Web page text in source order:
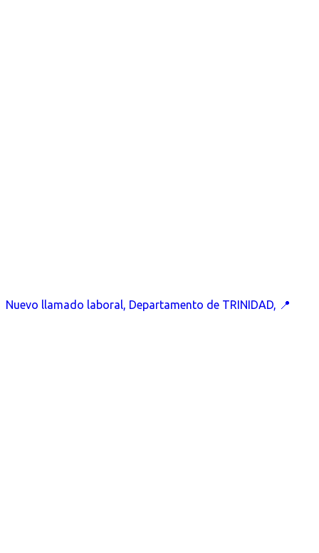
Nuevo llamado laboral, Departamento de TRINIDAD, 📍